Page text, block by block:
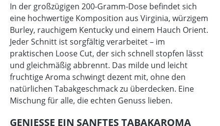
In der großzügigen 200-Gramm-Dose befindet sich
eine hochwertige Komposition aus Virginia, würzigem
Burley, rauchigem Kentucky und einem Hauch Orient.
Jeder Schnitt ist sorgfältig verarbeitet – im
praktischen Loose Cut, der sich schnell stopfen lässt
und gleichmäßig abbrennt. Das milde und leicht
fruchtige Aroma schwingt dezent mit, ohne den
natürlichen Tabakgeschmack zu überdecken. Eine
Mischung für alle, die echten Genuss lieben.
GENIESSE EIN SANFTES TABAKAROMA